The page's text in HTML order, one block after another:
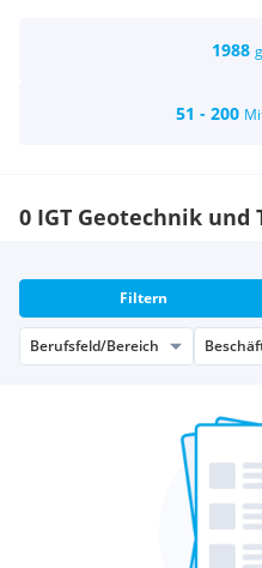
1988
51 - 200
0 IGT Geotechnik und
Filtern
Berufsfeld/Bereich